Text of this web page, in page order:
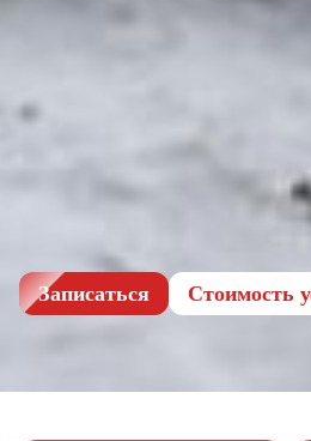
Записаться Cтоимость